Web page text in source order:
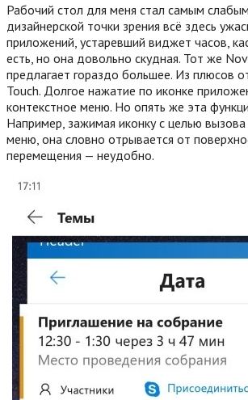
Рабочий стол для меня стал самым
дизайнерской точки зрения всё здесь
приложений, устаревший виджет часов,
есть, но она довольно скудная. Тот же
предлагает гораздо большее. Из плюсов
Touch. Долгое нажатие по иконке
контекстное меню. Но опять же эта
Например, зажимая иконку с целью вызова
меню, она словно отрывается от
перемещения — неудобно.